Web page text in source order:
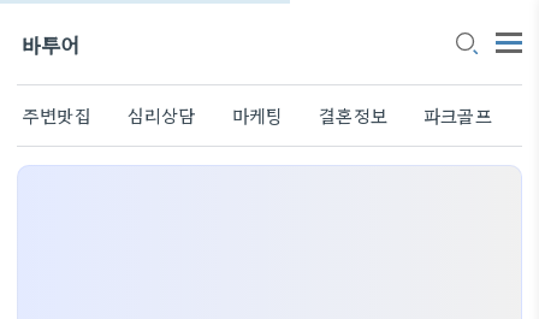
바투어
주변맛집 심리상담 마케팅 결혼정보 파크골프